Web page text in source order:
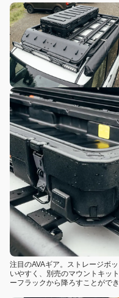
注目のAVAギア。ストレージボ
いやすく、別売のマウントキッ
ーフラックから降ろすことがで